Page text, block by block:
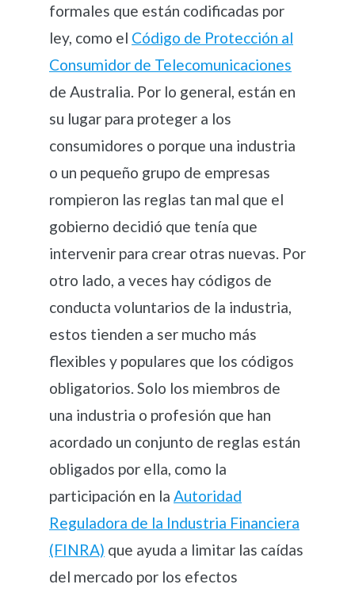
formales que están codificadas por
ley, como el Código de Protección al
Consumidor de Telecomunicaciones
de Australia. Por lo general, están en
su lugar para proteger a los
consumidores o porque una industria
o un pequeño grupo de empresas
rompieron las reglas tan mal que el
gobierno decidió que tenía que
intervenir para crear otras nuevas. Por
otro lado, a veces hay códigos de
conducta voluntarios de la industria,
estos tienden a ser mucho más
flexibles y populares que los códigos
obligatorios. Solo los miembros de
una industria o profesión que han
acordado un conjunto de reglas están
obligados por ella, como la
participación en la Autoridad
Reguladora de la Industria Financiera
(FINRA) que ayuda a limitar las caídas
del mercado por los efectos